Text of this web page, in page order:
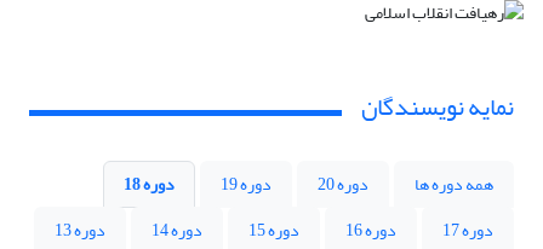
نمایه نویسندگان
همه دوره ها دوره 20 دوره 19
دوره 18
دوره 17
دوره 16 دوره 15 دوره 14
دوره 13